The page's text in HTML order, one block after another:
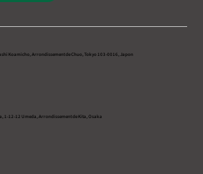
Koamicho, Arrondissement de Chuo, Tokyo 103-0016, Japon
1-12-12 Umeda, Arrondissement de Kita, Osaka